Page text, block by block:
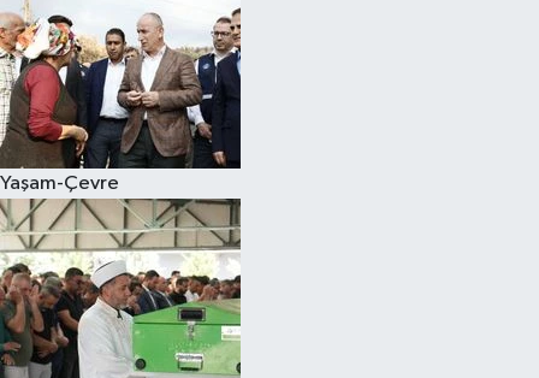
Yaşam-Çevre
Kültür Sanat
Sağlık
Siyaset
Teknoloji
Televizyon
Yaşam-Çevre